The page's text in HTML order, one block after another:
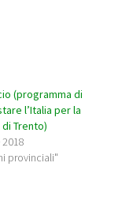
(programma di
l’Italia per la
Trento)
provinciali"